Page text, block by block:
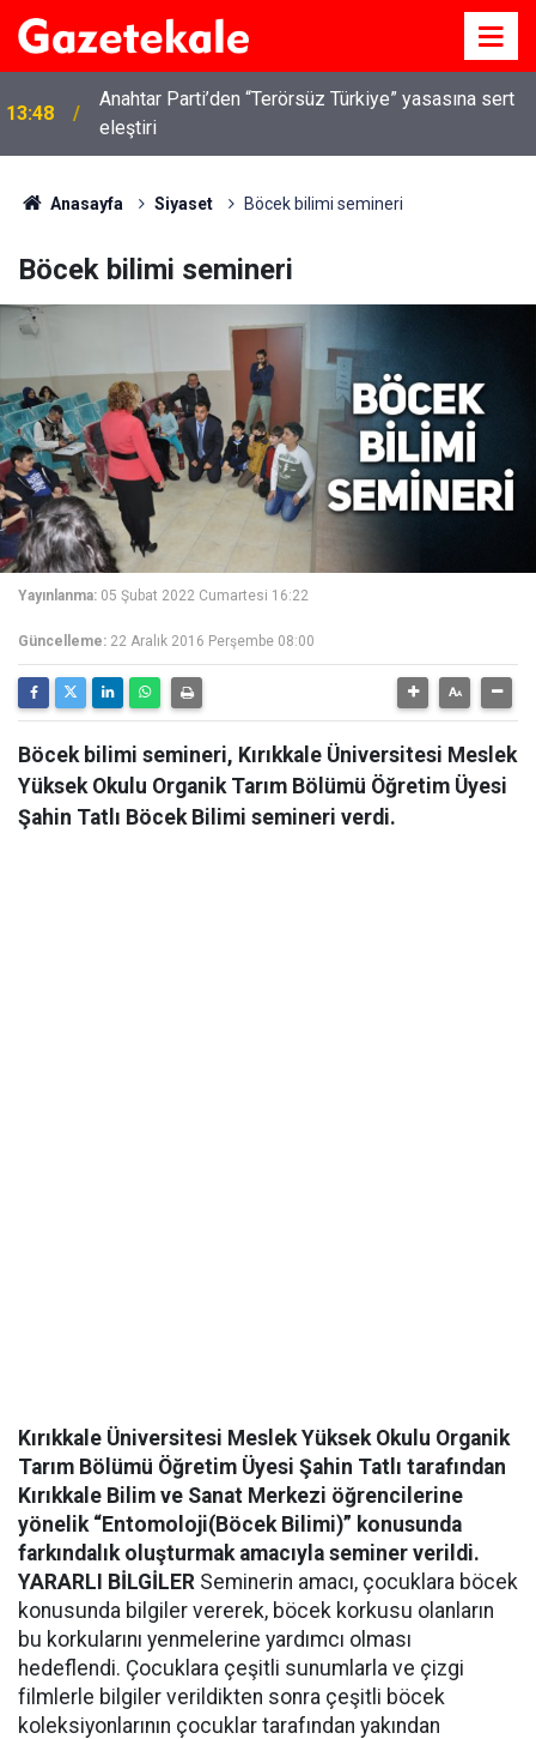
13:48
Anahtar Parti’den “Terörsüz Türkiye” yasasına sert
eleştiri
Anasayfa Siyaset Böcek bilimi semineri
Böcek bilimi semineri
Yayınlanma: 05 Şubat 2022 Cumartesi 16:22
Güncelleme: 22 Aralık 2016 Perşembe 08:00
Böcek bilimi semineri, Kırıkkale Üniversitesi Meslek
Yüksek Okulu Organik Tarım Bölümü Öğretim Üyesi
Şahin Tatlı Böcek Bilimi semineri verdi.
Kırıkkale Üniversitesi Meslek Yüksek Okulu Organik
Tarım Bölümü Öğretim Üyesi Şahin Tatlı tarafından
Kırıkkale Bilim ve Sanat Merkezi öğrencilerine
yönelik “Entomoloji(Böcek Bilimi)” konusunda
farkındalık oluşturmak amacıyla seminer verildi.
YARARLI BİLGİLER Seminerin amacı, çocuklara böcek
konusunda bilgiler vererek, böcek korkusu olanların
bu korkularını yenmelerine yardımcı olması
hedeflendi. Çocuklara çeşitli sunumlarla ve çizgi
filmlerle bilgiler verildikten sonra çeşitli böcek
koleksiyonlarının çocuklar tarafından yakından